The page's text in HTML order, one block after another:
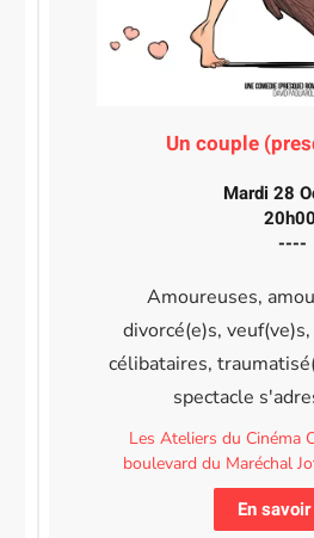
Un couple
Mardi 28
20h00
----
Amoureuses,
divorcé(e)s,
célibataires,
spectacle
Les Ateliers du Cinéma
boulevard du Maréchal
En